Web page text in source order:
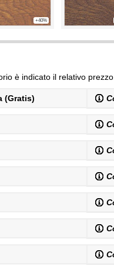
+40%
è indicato il relativo prezzo.
(Gratis)